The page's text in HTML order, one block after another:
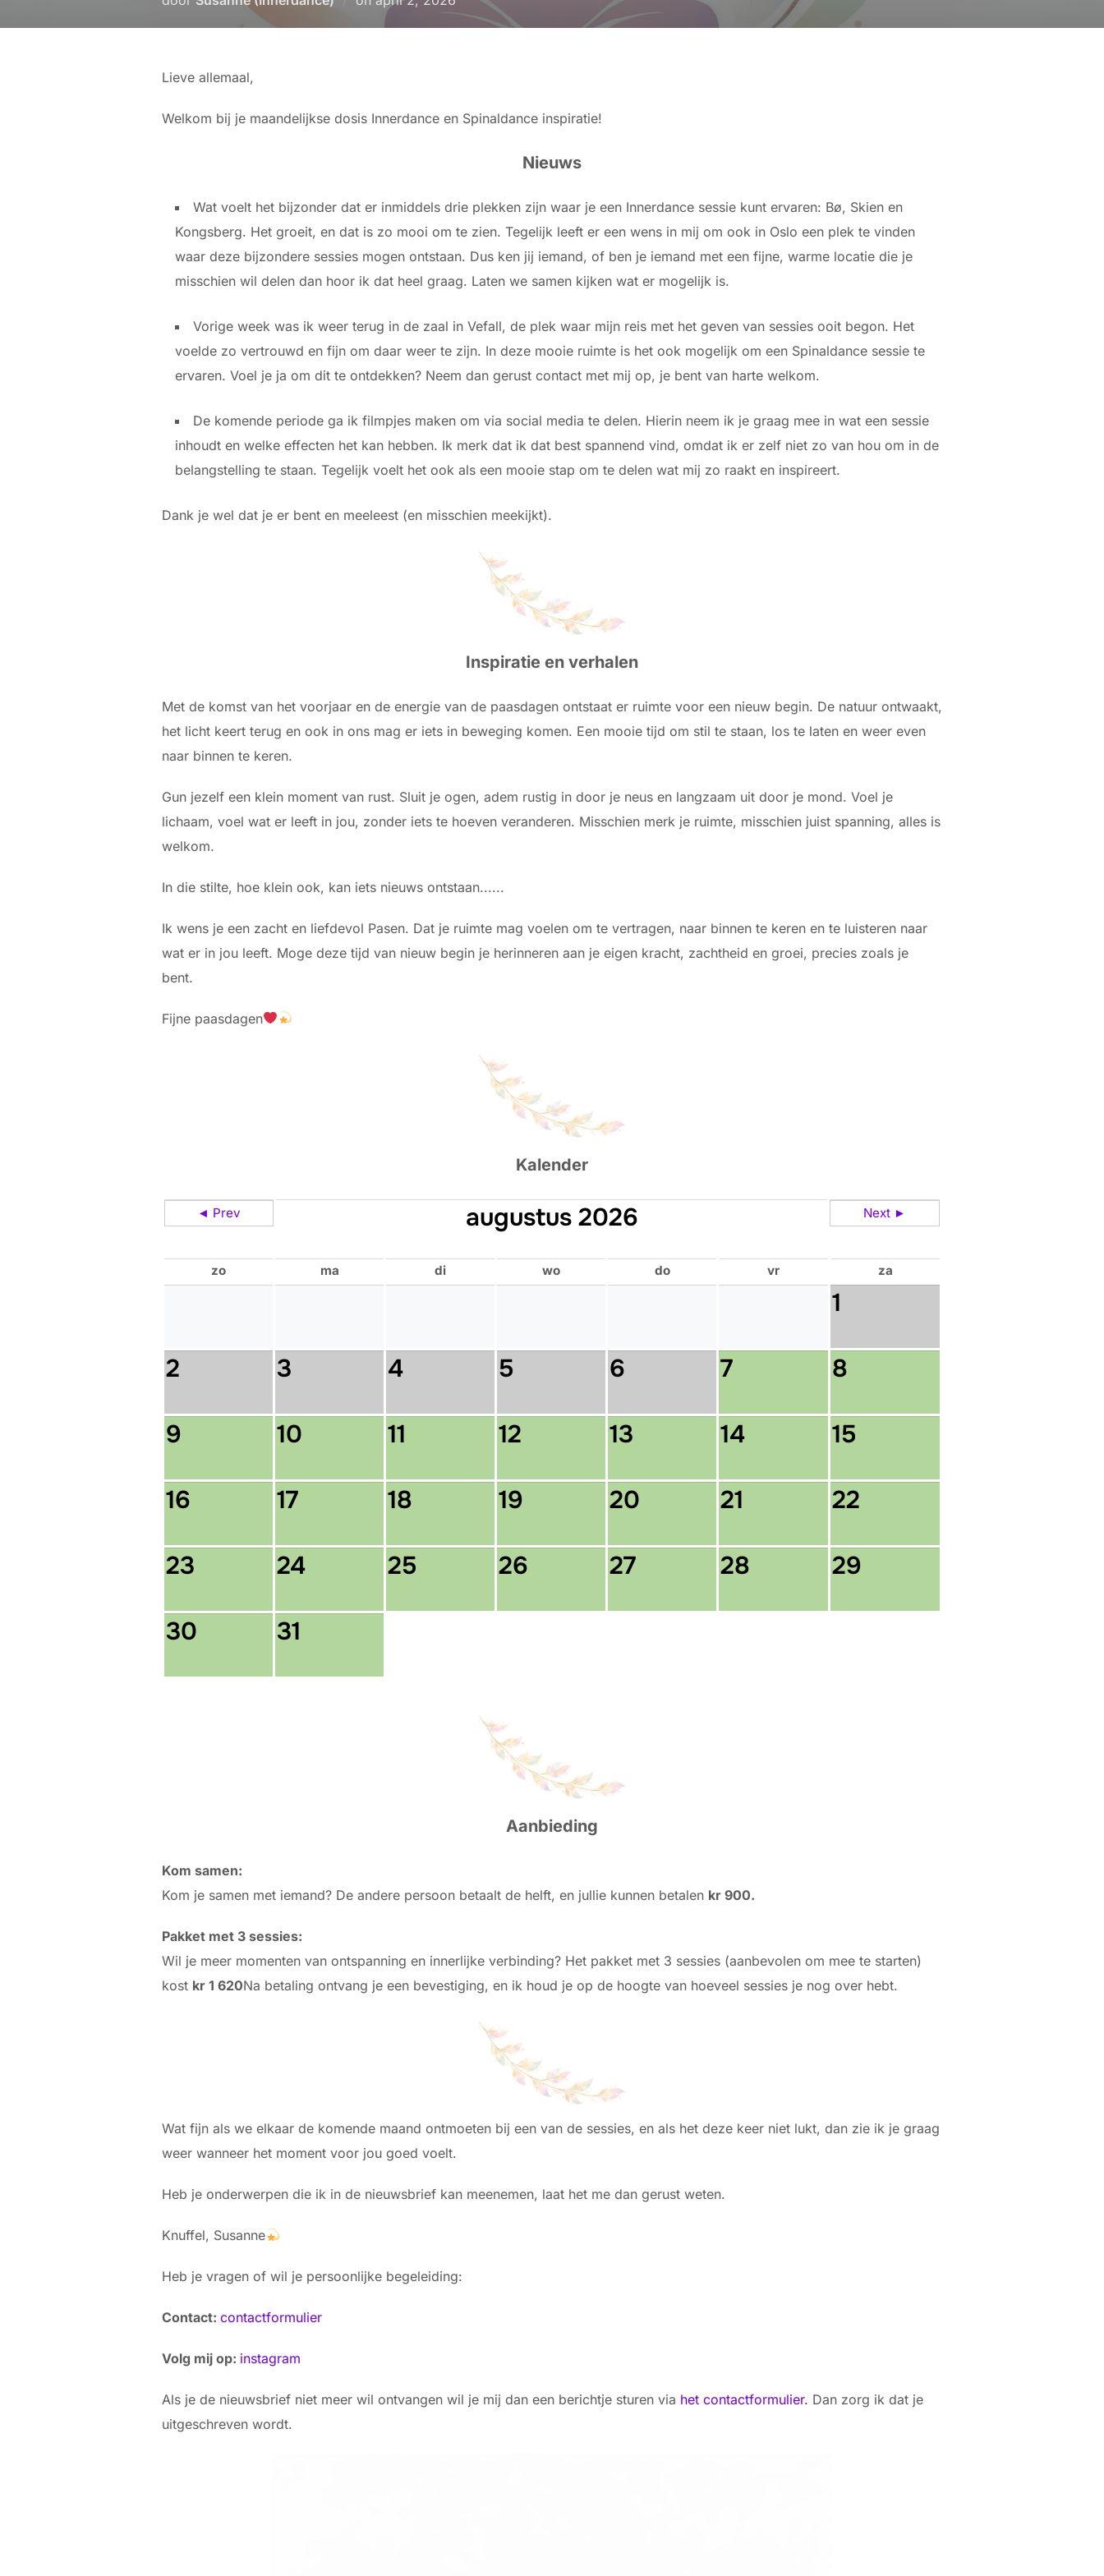
op
Lieve allemaal,
Welkom bij je maandelijkse dosis Innerdance en Spinaldance inspiratie!
Nieuws
Wat voelt het bijzonder dat er inmiddels drie plekken zijn waar je een Innerdance sessie kunt ervaren: Bø, Skien en
Kongsberg. Het groeit, en dat is zo mooi om te zien. Tegelijk leeft er een wens in mij om ook in Oslo een plek te vinden
waar deze bijzondere sessies mogen ontstaan. Dus ken jij iemand, of ben je iemand met een fijne, warme locatie die je
misschien wil delen dan hoor ik dat heel graag. Laten we samen kijken wat er mogelijk is.
Vorige week was ik weer terug in de zaal in Vefall, de plek waar mijn reis met het geven van sessies ooit begon. Het
voelde zo vertrouwd en fijn om daar weer te zijn. In deze mooie ruimte is het ook mogelijk om een Spinaldance sessie te
ervaren. Voel je ja om dit te ontdekken? Neem dan gerust contact met mij op, je bent van harte welkom.
De komende periode ga ik filmpjes maken om via social media te delen. Hierin neem ik je graag mee in wat een sessie
inhoudt en welke effecten het kan hebben. Ik merk dat ik dat best spannend vind, omdat ik er zelf niet zo van hou om in de
belangstelling te staan. Tegelijk voelt het ook als een mooie stap om te delen wat mij zo raakt en inspireert.
Dank je wel dat je er bent en meeleest (en misschien meekijkt).
Inspiratie en verhalen
Met de komst van het voorjaar en de energie van de paasdagen ontstaat er ruimte voor een nieuw begin. De natuur ontwaakt,
het licht keert terug en ook in ons mag er iets in beweging komen. Een mooie tijd om stil te staan, los te laten en weer even
naar binnen te keren.
Gun jezelf een klein moment van rust. Sluit je ogen, adem rustig in door je neus en langzaam uit door je mond. Voel je
lichaam, voel wat er leeft in jou, zonder iets te hoeven veranderen. Misschien merk je ruimte, misschien juist spanning, alles is
welkom.
In die stilte, hoe klein ook, kan iets nieuws ontstaan......
Ik wens je een zacht en liefdevol Pasen. Dat je ruimte mag voelen om te vertragen, naar binnen te keren en te luisteren naar
wat er in jou leeft. Moge deze tijd van nieuw begin je herinneren aan je eigen kracht, zachtheid en groei, precies zoals je
bent.
Fijne paasdagen
Kalender
◄ Prev augustus 2026 Next ►
zo ma di wo do vr za
1
2 3 4 5 6 7 8
9 10 11 12 13 14 15
16 17 18 19 20 21 22
23 24 25 26 27 28 29
30 31
Aanbieding
Kom samen:
Kom je samen met iemand? De andere persoon betaalt de helft, en jullie kunnen betalen kr 900.
Pakket met 3 sessies:
Wil je meer momenten van ontspanning en innerlijke verbinding? Het pakket met 3 sessies (aanbevolen om mee te starten)
kost kr 1 620Na betaling ontvang je een bevestiging, en ik houd je op de hoogte van hoeveel sessies je nog over hebt.
Wat fijn als we elkaar de komende maand ontmoeten bij een van de sessies, en als het deze keer niet lukt, dan zie ik je graag
weer wanneer het moment voor jou goed voelt.
Heb je onderwerpen die ik in de nieuwsbrief kan meenemen, laat het me dan gerust weten.
Knuffel, Susanne
Heb je vragen of wil je persoonlijke begeleiding:
Contact: contactformulier
Volg mij op: instagram
Als je de nieuwsbrief niet meer wil ontvangen wil je mij dan een berichtje sturen via het contactformulier. Dan zorg ik dat je
uitgeschreven wordt.